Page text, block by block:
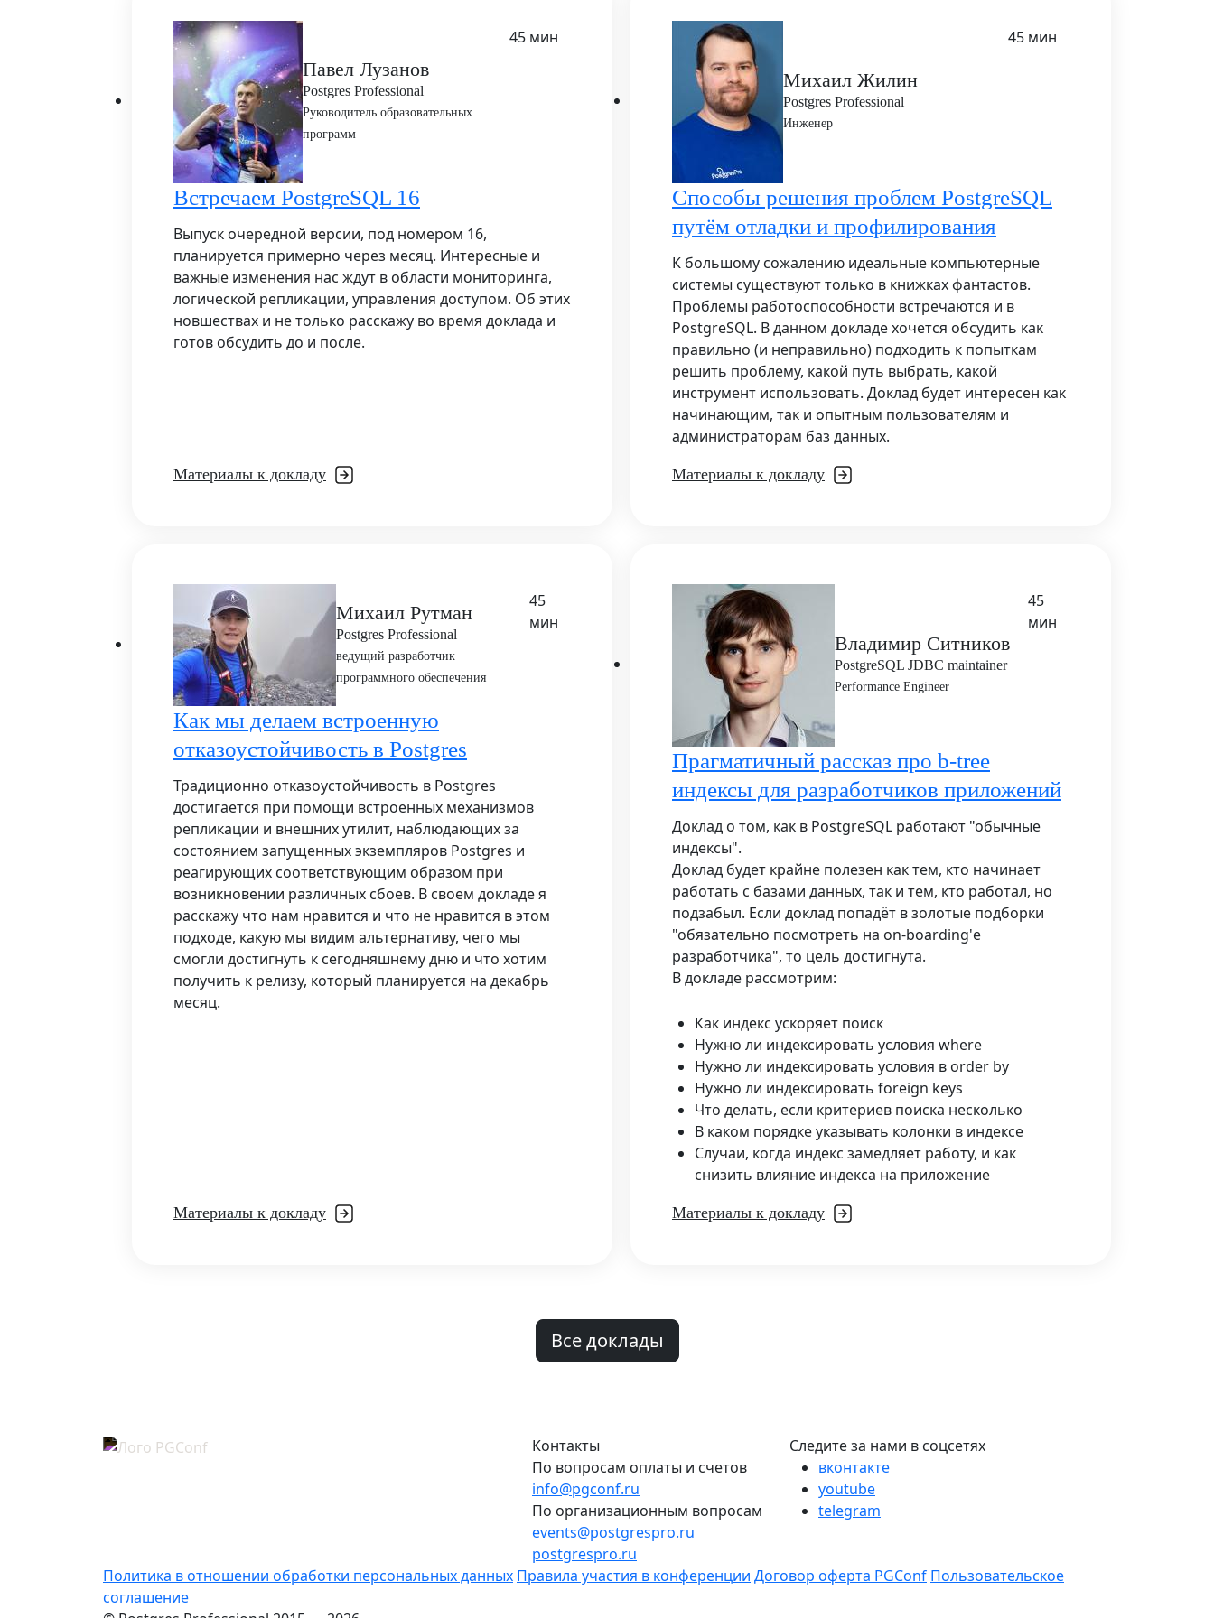
Павел Лузанов
Postgres Professional
Руководитель образовательных
программ
45 мин
Встречаем PostgreSQL 16
Выпуск очередной версии, под номером 16,
планируется примерно через месяц. Интересные и
важные изменения нас ждут в области мониторинга,
логической репликации, управления доступом. Об этих
новшествах и не только расскажу во время доклада и
готов обсудить до и после.
Материалы к докладу
Михаил Жилин
Postgres Professional
Инженер
45 мин
Способы решения проблем PostgreSQL
путём отладки и профилирования
К большому сожалению идеальные компьютерные
системы существуют только в книжках фантастов.
Проблемы работоспособности встречаются и в
PostgreSQL. В данном докладе хочется обсудить как
правильно (и неправильно) подходить к попыткам
решить проблему, какой путь выбрать, какой
инструмент использовать. Доклад будет интересен как
начинающим, так и опытным пользователям и
администраторам баз данных.
Материалы к докладу
Михаил Рутман
Postgres Professional
ведущий разработчик
программного обеспечения
45
мин
Как мы делаем встроенную
отказоустойчивость в Postgres
Традиционно отказоустойчивость в Postgres
достигается при помощи встроенных механизмов
репликации и внешних утилит, наблюдающих за
состоянием запущенных экземпляров Postgres и
реагирующих соответствующим образом при
возникновении различных сбоев. В своем докладе я
расскажу что нам нравится и что не нравится в этом
подходе, какую мы видим альтернативу, чего мы
смогли достигнуть к сегодняшнему дню и что хотим
получить к релизу, который планируется на декабрь
месяц.
Материалы к докладу
Владимир Ситников
PostgreSQL JDBC maintainer
Performance Engineer
45
мин
Прагматичный рассказ про b-tree
индексы для разработчиков приложений
Доклад о том, как в PostgreSQL работают "обычные
индексы".
Доклад будет крайне полезен как тем, кто начинает
работать с базами данных, так и тем, кто работал, но
подзабыл. Если доклад попадёт в золотые подборки
"обязательно посмотреть на on-boarding'е
разработчика", то цель достигнута.
В докладе рассмотрим:
Как индекс ускоряет поиск
Нужно ли индексировать условия where
Нужно ли индексировать условия в order by
Нужно ли индексировать foreign keys
Что делать, если критериев поиска несколько
В каком порядке указывать колонки в индексе
Случаи, когда индекс замедляет работу, и как
снизить влияние индекса на приложение
Материалы к докладу
Все доклады
Контакты
По вопросам оплаты и счетов
info@pgconf.ru
По организационным вопросам
events@postgrespro.ru
postgrespro.ru
Следите за нами в соцсетях
вконтакте
youtube
telegram
Политика в отношении обработки персональных данных Правила участия в конференции Договор оферта PGConf Пользовательское
соглашение